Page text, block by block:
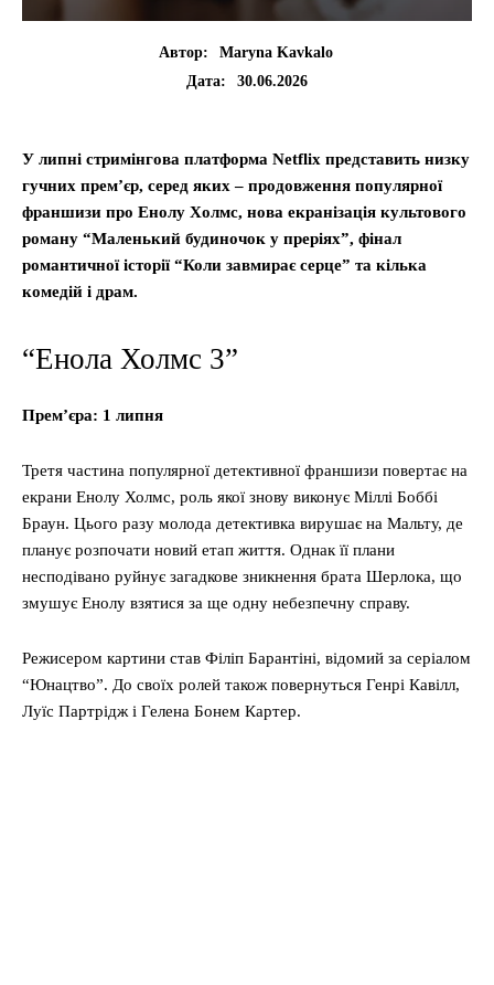
Автор:
Maryna Kavkalo
Дата:
30.06.2026
У липні стримінгова платформа Netflix представить низку
гучних прем’єр, серед яких – продовження популярної
франшизи про Енолу Холмс, нова екранізація культового
роману “Маленький будиночок у преріях”, фінал
романтичної історії “Коли завмирає серце” та кілька
комедій і драм.
“Енола Холмс 3”
Прем’єра: 1 липня
Третя частина популярної детективної франшизи повертає на
екрани Енолу Холмс, роль якої знову виконує Міллі Боббі
Браун. Цього разу молода детективка вирушає на Мальту, де
планує розпочати новий етап життя. Однак її плани
несподівано руйнує загадкове зникнення брата Шерлока, що
змушує Енолу взятися за ще одну небезпечну справу.
Режисером картини став Філіп Барантіні, відомий за серіалом
“Юнацтво”. До своїх ролей також повернуться Генрі Кавілл,
Луїс Партрідж і Гелена Бонем Картер.